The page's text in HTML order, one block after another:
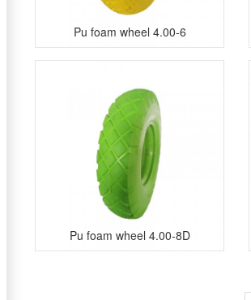
Pu foam wheel 4.00-6
Pu foam wheel 4.00-8D